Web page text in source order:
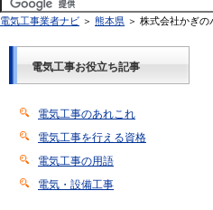
電気工事業者ナビ ＞ 熊本県 ＞ 株式会社かぎ
電気工事お役立ち記事
電気工事のあれこれ
電気工事を行える資格
電気工事の用語
電気・設備工事